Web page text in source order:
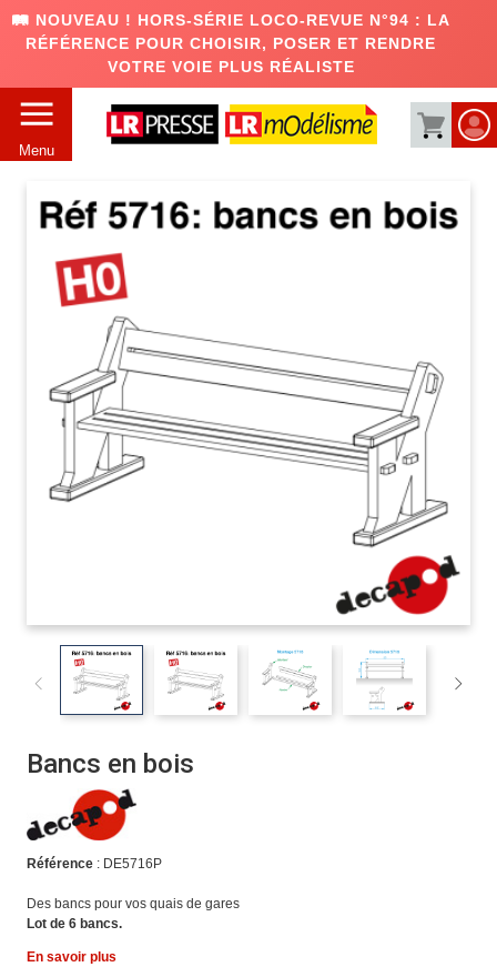
🛤️ NOUVEAU ! HORS-SÉRIE LOCO-REVUE N°94 : LA
RÉFÉRENCE POUR CHOISIR, POSER ET RENDRE
VOTRE VOIE PLUS RÉALISTE
Menu
Bancs en bois
Référence: DE5716P
Des bancs pour vos quais de gares
Lot de 6 bancs.
En savoir plus